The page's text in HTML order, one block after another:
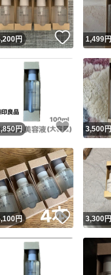
ね！
円 いいね！
1,499円
！
円 いいね！
3,500円
ね！円 いいね！
3,300円